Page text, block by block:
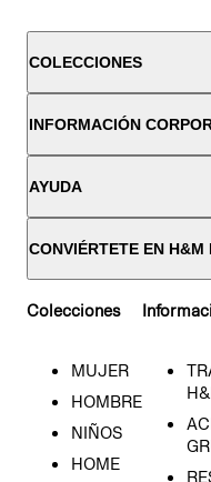
COLECCIONES
INFORMACIÓN
AYUDA
CONVIÉRTETE EN H&M
Colecciones
MUJER
HOMBRE
NIÑOS
HOME